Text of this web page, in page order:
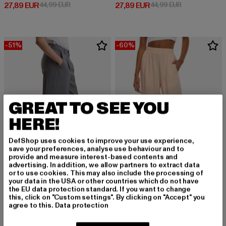
27,89 EUR
Derzeitiger Preis: 27,89 EUR
44,99 EURAktionspreis: 44,99 EUR
27,89 EUR
Derzeitiger Preis: 27,89 EUR
44,99 EURAktionspreis:
-51%
URBAN CLASSICS
Ladies Wide Leg Trousers
26,95 EUR
Derzeitiger Preis: 26,95 EUR
54,99 EUR Aktionspreis: 54,99 EUR
-60%
URBAN CLASSICS
Wide Leg Viscose
GREAT TO SEE YOU
HERE!
DefShop uses cookies to improve your use experience,
save your preferences, analyse use behaviour and to
provide and measure interest-based contents and
advertising. In addition, we allow partners to extract data
or to use cookies. This may also include the processing of
your data in the USA or other countries which do not have
the EU data protection standard. If you want to change
this, click on "Custom settings". By clicking on "Accept" you
agree to this. Data protection